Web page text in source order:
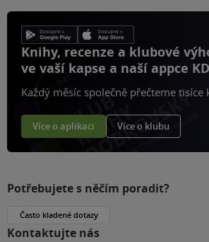
Knihy, recenze a klubové
ve vaší kapse a naší appce
Každý měsíc společně přečteme tisíce
Více o aplikaci Více o klubu
Potřebujete s něčím poradit?
Často kladené dotazy
Kontaktujte nás